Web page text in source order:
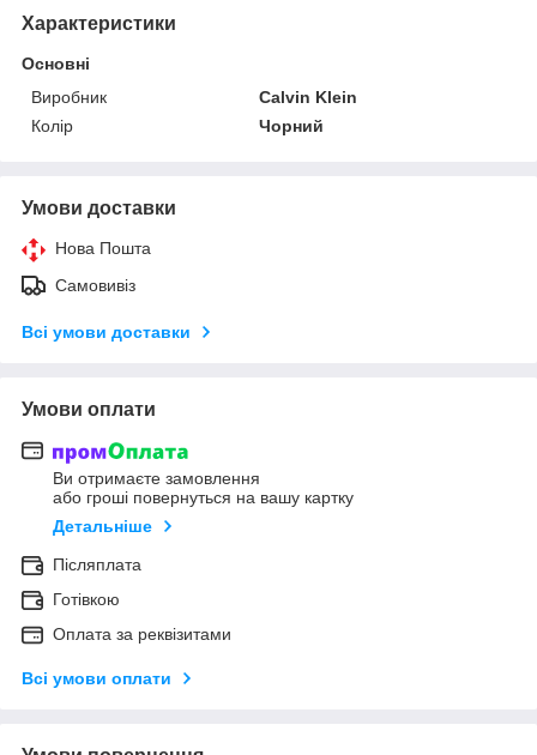
Характеристики
Основні
Виробник
Calvin Klein
Колір
Чорний
Умови доставки
Нова Пошта
Самовивіз
Всі умови доставки
Умови оплати
Ви отримаєте замовлення
або гроші повернуться на вашу картку
Детальніше
Післяплата
Готівкою
Оплата за реквізитами
Всі умови оплати